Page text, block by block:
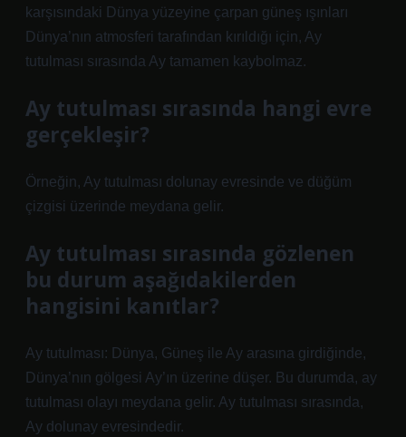
karşısındaki Dünya yüzeyine çarpan güneş ışınları
Dünya’nın atmosferi tarafından kırıldığı için, Ay
tutulması sırasında Ay tamamen kaybolmaz.
Ay tutulması sırasında hangi evre
gerçekleşir?
Örneğin, Ay tutulması dolunay evresinde ve düğüm
çizgisi üzerinde meydana gelir.
Ay tutulması sırasında gözlenen
bu durum aşağıdakilerden
hangisini kanıtlar?
Ay tutulması: Dünya, Güneş ile Ay arasına girdiğinde,
Dünya’nın gölgesi Ay’ın üzerine düşer. Bu durumda, ay
tutulması olayı meydana gelir. Ay tutulması sırasında,
Ay dolunay evresindedir.